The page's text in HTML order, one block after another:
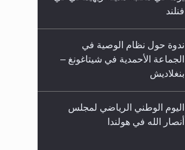
فنلند
ندوة حول نظام الوصية في
الجماعة الأحمدية في شيتاغونغ –
بنغلاديش
اليوم الوطني الرياضي لمجلس
أنصار الله في هولندا